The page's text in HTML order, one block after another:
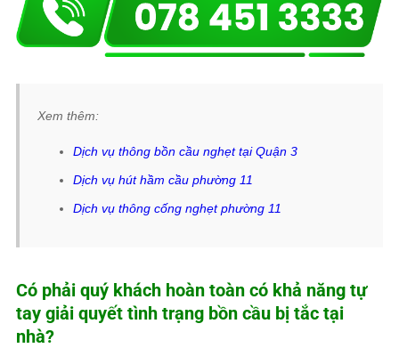
Xem thêm:
Dịch vụ thông bồn cầu nghẹt tại Quận 3
Dịch vụ hút hầm cầu phường 11
Dịch vụ thông cống nghẹt phường 11
Có phải quý khách hoàn toàn có khả năng tự
tay giải quyết tình trạng bồn cầu bị tắc tại
nhà?